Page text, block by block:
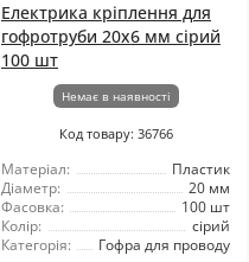
Електрика кріплення для
гофротруби 20x6 мм сірий
100 шт
Немає в наявності
Код товару: 36766
Матеріал:
Пластик
Діаметр:
20 мм
Фасовка:
100 шт
Колір:
сірий
Категорія:
Гофра для проводу